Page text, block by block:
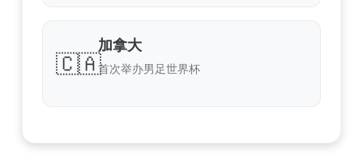
🇨🇦
加拿大
首次举办男足世界杯